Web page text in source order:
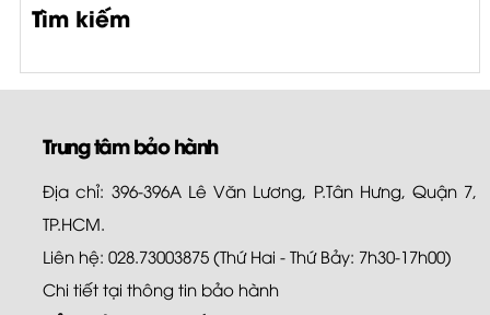
Tìm kiếm
Trung tâm bảo hành
Địa chỉ: 396-396A Lê Văn Lương, P.Tân Hưng, Quận 7,
TP.HCM.
Liên hệ: 028.73003875 (Thứ Hai - Thứ Bảy: 7h30-17h00)
Chi tiết tại thông tin bảo hành